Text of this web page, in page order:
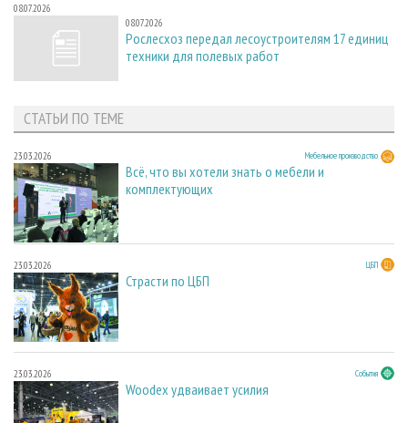
08.07.2026
08.07.2026
Рослесхоз передал лесоустроителям 17 единиц
техники для полевых работ
СТАТЬИ ПО ТЕМЕ
23.03.2026 Мебельное производство
Всё, что вы хотели знать о мебели и
комплектующих
23.03.2026 ЦБП
Страсти по ЦБП
23.03.2026 События
Woodex удваивает усилия